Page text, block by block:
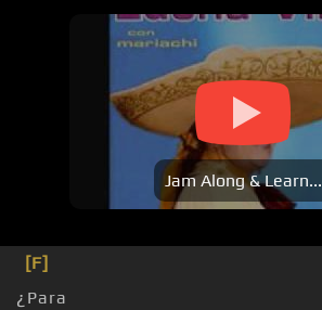
Jam Along & Learn...
[F]
¿Para